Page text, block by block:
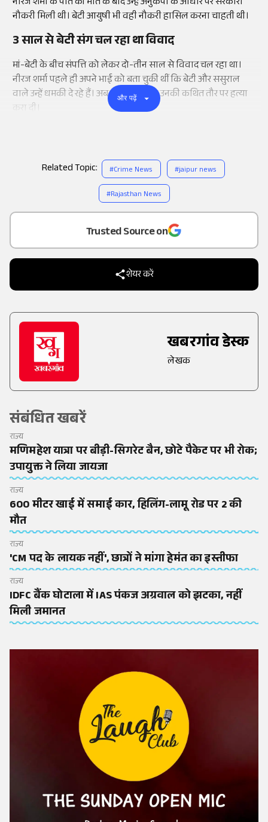
Add
as a
Trusted Source on
शेयर करें
खबरगांव डेस्क
लेखक
संबंधित खबरें
राज्य
मणिमहेश यात्रा पर बीड़ी-सिगरेट बैन, छोटे पैकेट पर भी रोक;
उपायुक्त ने लिया जायजा
राज्य
600 मीटर खाई में समाई कार, हिलिंग-लामू रोड पर 2 की
मौत
राज्य
'CM पद के लायक नहीं', छात्रों ने मांगा हेमंत का इस्तीफा
राज्य
IDFC बैंक घोटाला में IAS पंकज अग्रवाल को झटका, नहीं
मिली जमानत
नौकरी मिली थी। बेटी आयुषी भी वही नौकरी हासिल करना चाहती थी।
3 साल से बेटी संग चल रहा था विवाद
मां-बेटी के बीच संपत्ति को लेकर दो-तीन साल से विवाद चल रहा था।
नीरज शर्मा पहले ही अपने भाई को बता चुकी थीं कि बेटी और ससुराल
वाले उन्हें धमकी दे रहे हैं। अब उन्हीं की बेटी ने उनकी कथित तौर पर हत्या
करा दी।
और पढ़ें
Related Topic: #Crime News #jaipur news
#Rajasthan News